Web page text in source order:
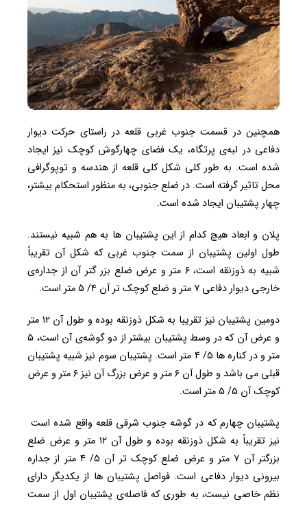
همچنین در قسمت جنوب غربی قلعه در راستای حرکت دیوار
دفاعی در لبه‌ی پرتگاه، یک فضای چهارگوش کوچک نیز ایجاد
شده است. به طور کلی شکل کلی قلعه از هندسه و توپوگرافی
محل تاثیر گرفته است. در ضلع جنوبی، به منظور استحکام بیشتر،
چهار پشتیبان ایجاد شده است.
پلان و ابعاد هیچ کدام از این پشتیبان ها به هم شبیه نیستند.
طول اولین پشتیبان از سمت جنوب غربی که شکل آن تقریباً
شبیه به ذوزنقه است، ۶ متر و عرض ضلع بزر گتر آن از جداره‌ی
خارجی دیوار دفاعی ۷ متر و ضلع کوچک تر آن ۴/ ۵ متر است.
دومین پشتیبان نیز تقریبا به شکل ذوزنقه بوده و طول آن ۱۲ متر
و عرض آن که در وسط پشتیبان بیشتر از دو گوشه‌ی آن است، ۵
متر و در کناره ها ۵/ ۴ متر است. پشتیبان سوم نیز شبیه پشتیبان
قبلی می باشد و طول آن ۶ متر و عرض بزرگ آن نیز ۶ متر و عرض
کوچک آن ۵/ ۵ متر است.
پشتیبان چهارم که در گوشه‌ جنوب شرقی قلعه واقع شده است
نیز تقریباً به شکل ذوزنقه بوده و طول آن ۱۲ متر و عرض ضلع
بزرگتر آن ۷ متر و عرض ضلع کوچک تر آن ۵/ ۴ متر از جداره
بیرونی دیوار دفاعی است. فواصل پشتیبان ها از یکدیگر دارای
نظم خاصی نیست، به طوری که فاصله‌ی پشتیبان اول از سمت